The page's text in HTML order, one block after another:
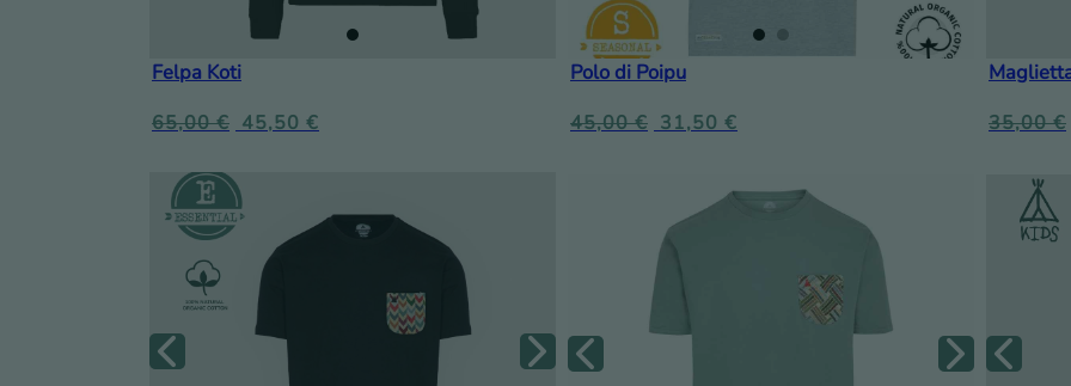
Felpa Koti
65,00€ 45,50 €
Polo di Poipu
45,00€ 31,50 € 35,00€